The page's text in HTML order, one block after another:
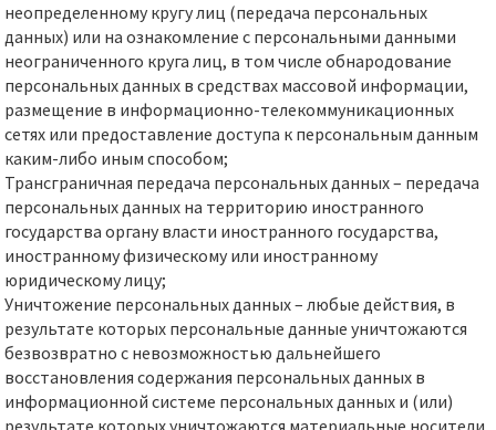
неопределенному кругу лиц (передача персональных
данных) или на ознакомление с персональными данными
неограниченного круга лиц, в том числе обнародование
персональных данных в средствах массовой информации,
размещение в информационно-телекоммуникационных
сетях или предоставление доступа к персональным данным
каким-либо иным способом;
Трансграничная передача персональных данных – передача
персональных данных на территорию иностранного
государства органу власти иностранного государства,
иностранному физическому или иностранному
юридическому лицу;
Уничтожение персональных данных – любые действия, в
результате которых персональные данные уничтожаются
безвозвратно с невозможностью дальнейшего
восстановления содержания персональных данных в
информационной системе персональных данных и (или)
результате которых уничтожаются материальные носители